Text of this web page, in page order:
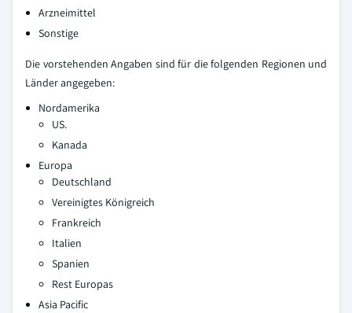
Arzneimittel
Sonstige
Die vorstehenden Angaben sind für die folgenden Regionen und
Länder angegeben:
Nordamerika
US.
Kanada
Europa
Deutschland
Vereinigtes Königreich
Frankreich
Italien
Spanien
Rest Europas
Asia Pacific